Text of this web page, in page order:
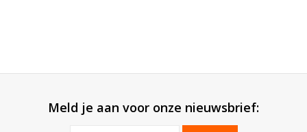
Meld je aan voor onze nieuwsbrief: